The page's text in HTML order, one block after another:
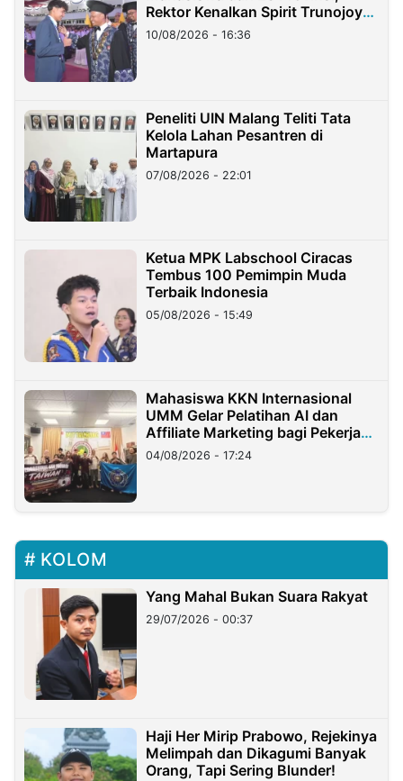
Rektor Kenalkan Spirit Trunojoyo
Masa Kini
10/08/2026 - 16:36
Peneliti UIN Malang Teliti Tata
Kelola Lahan Pesantren di
Martapura
07/08/2026 - 22:01
Ketua MPK Labschool Ciracas
Tembus 100 Pemimpin Muda
Terbaik Indonesia
05/08/2026 - 15:49
Mahasiswa KKN Internasional
UMM Gelar Pelatihan AI dan
Affiliate Marketing bagi Pekerja
Migran Indonesia di Taiwan
04/08/2026 - 17:24
KOLOM
Yang Mahal Bukan Suara Rakyat
29/07/2026 - 00:37
Haji Her Mirip Prabowo, Rejekinya
Melimpah dan Dikagumi Banyak
Orang, Tapi Sering Blunder!